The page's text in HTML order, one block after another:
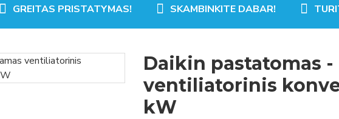
GREITAS PRISTATYMAS! SKAMBINKITE DABAR!
Daikin pastatomas
ventiliatorinis
kW